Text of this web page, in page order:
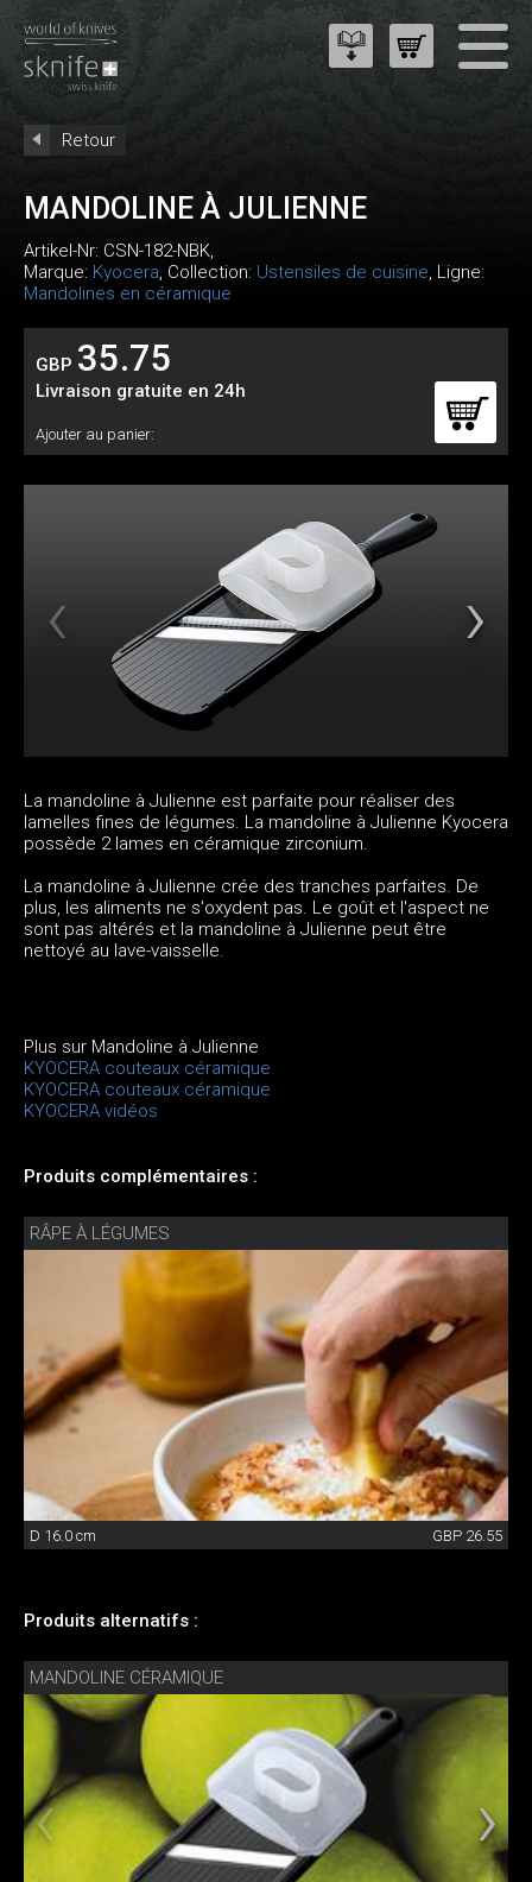
Retour
MANDOLINE À JULIENNE
Artikel-Nr: CSN-182-NBK,
Marque: Kyocera, Collection: Ustensiles de cuisine, Ligne:
Mandolines en céramique
GBP 35.75
Livraison gratuite en 24h
Ajouter au panier:
La mandoline à Julienne est parfaite pour réaliser des
lamelles fines de légumes. La mandoline à Julienne Kyocera
possède 2 lames en céramique zirconium.
La mandoline à Julienne crée des tranches parfaites. De
plus, les aliments ne s'oxydent pas. Le goût et l'aspect ne
sont pas altérés et la mandoline à Julienne peut être
nettoyé au lave-vaisselle.
Plus sur Mandoline à Julienne
KYOCERA couteaux céramique
KYOCERA couteaux céramique
KYOCERA vidéos
Produits complémentaires :
RÂPE À LÉGUMES
D 16.0 cm GBP 26.55
Produits alternatifs :
MANDOLINE CÉRAMIQUE